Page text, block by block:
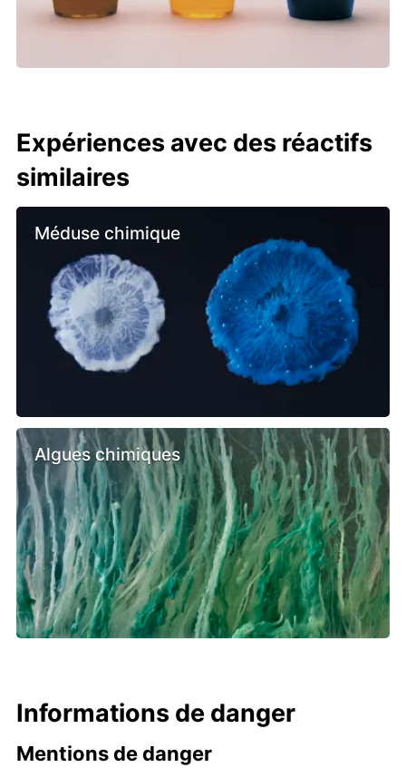
Expériences avec des réactifs
similaires
Méduse chimique
Algues chimiques
Informations de danger
Mentions de danger